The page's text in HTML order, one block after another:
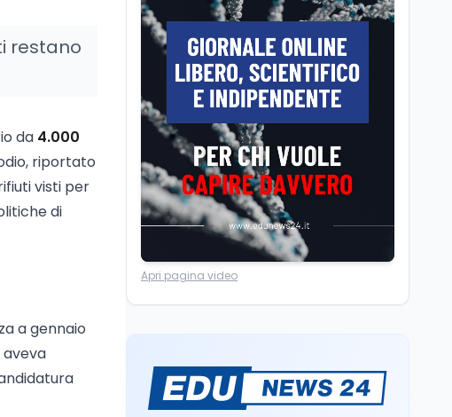
restano
da 4.000
riportato
visti per
di
a gennaio
aveva
sale a 9,415 miliardi, c'è
Bernini sul decreto
Tecnologia8 ago
Il cloaking selettivo di
Time: ads invisibili solo
Mondo 8 ago
A Nonthaburi il killer
14enne era bullizzato: la
CZ-75 era del nonno
Lavoro8 ago
Riforma del calcio, si
Mario Occhiuto
L'8 agosto è la Giornata
europea in memoria
Apri pagina video